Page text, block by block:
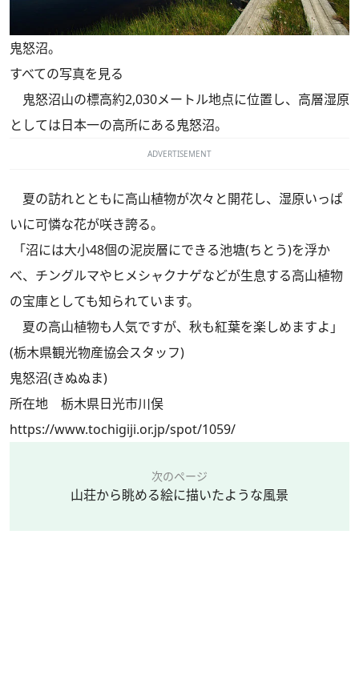
鬼怒沼。
すべての写真を見る
鬼怒沼山の標高約2,030メートル地点に位置し、高層湿原
としては日本一の高所にある鬼怒沼。
ADVERTISEMENT
夏の訪れとともに高山植物が次々と開花し、湿原いっぱ
いに可憐な花が咲き誇る。
「沼には大小48個の泥炭層にできる池塘(ちとう)を浮か
べ、チングルマやヒメシャクナゲなどが生息する高山植物
の宝庫としても知られています。
夏の高山植物も人気ですが、秋も紅葉を楽しめますよ」
(栃木県観光物産協会スタッフ)
鬼怒沼(きぬぬま)
所在地 栃木県日光市川俣
https://www.tochigiji.or.jp/spot/1059/
次のページ
山荘から眺める絵に描いたような風景